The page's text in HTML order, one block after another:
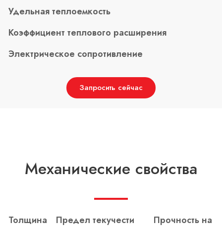
Удельная теплоемкость
Коэффициент теплового расширения
Электрическое сопротивление
Запросить сейчас
Механические свойства
Толщина
Предел текучести
Прочность на